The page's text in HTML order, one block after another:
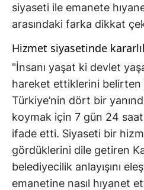
siyaseti ile emanete
arasındaki farka dikkat
Hizmet siyasetinde
"İnsanı yaşat ki devlet
hareket ettiklerini belirten
Türkiye’nin dört bir
koymak için 7 gün 24 saat
ifade etti. Siyaseti bir
gördüklerini dile getiren
belediyecilik anlayışını
emanetine nasıl hıyanet